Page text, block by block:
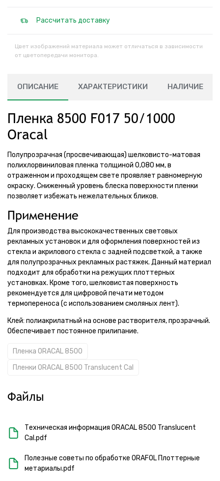
Рассчитать доставку
Цвет изображений материала может отличаться в зависимости
от цветопередачи монитора.
ОПИСАНИЕ ХАРАКТЕРИСТИКИ НАЛИЧИЕ
Пленка 8500 F017 50/1000
Oracal
Полупрозрачная (просвечивающая) шелковисто-матовая
полихлорвиниловая пленка толщиной 0,080 мм, в
отраженном и проходящем свете проявляет равномерную
окраску. Сниженный уровень блеска поверхности пленки
позволяет избежать нежелательных бликов.
Применение
Для производства высококачественных световых
рекламных установок и для оформления поверхностей из
стекла и акрилового стекла с задней подсветкой, а также
для полупрозрачных рекламных растяжек. Данный материал
подходит для обработки на режущих плоттерных
установках. Кроме того, шелковистая поверхность
рекомендуется для цифровой печати методом
термопереноса (с использованием смоляных лент).
Клей: полиакрилатный на основе растворителя, прозрачный.
Обеспечивает постоянное прилипание.
Пленка ORACAL 8500
Пленки ORACAL 8500 Translucent Cal
Файлы
Техническая информация ORACAL 8500 Translucent
Cal.pdf
Полезные советы по обработке ORAFOL Плоттерные
метариалы.pdf